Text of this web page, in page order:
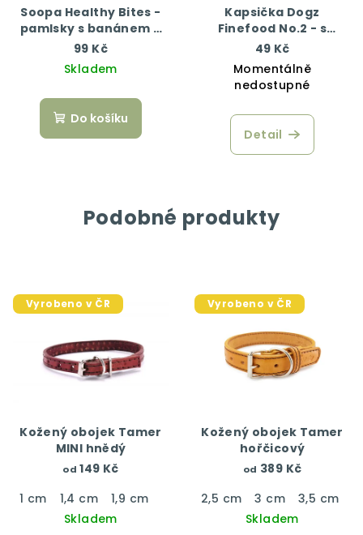
Soopa Healthy Bites -
pamlsky s banánem a
arašídovým máslem 50
99 Kč
Skladem
Do košíku
Kapsička Dogz
Finefood No.2 - s
hovězím masem 100 g
49 Kč
Momentálně
nedostupné
Detail
Podobné produkty
Vyrobeno v ČR
Kožený obojek Tamer
MINI hnědý
od 149 Kč
1 cm
1,4 cm
1,9 cm
Skladem
Vyrobeno v ČR
Kožený obojek Tamer
hořčicový
od 389 Kč
2,5 cm
3 cm 3,5 cm
Skladem